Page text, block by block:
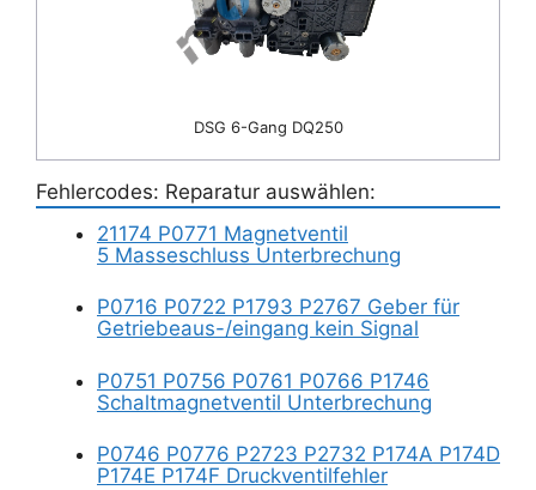
DSG 6-Gang DQ250
Fehlercodes: Reparatur auswählen:
21174 P0771 Magnetventil
5 Masseschluss Unterbrechung
P0716 P0722 P1793 P2767 Geber für
Getriebeaus-/eingang kein Signal
P0751 P0756 P0761 P0766 P1746
Schaltmagnetventil Unterbrechung
P0746 P0776 P2723 P2732 P174A P174D
P174E P174F Druckventilfehler